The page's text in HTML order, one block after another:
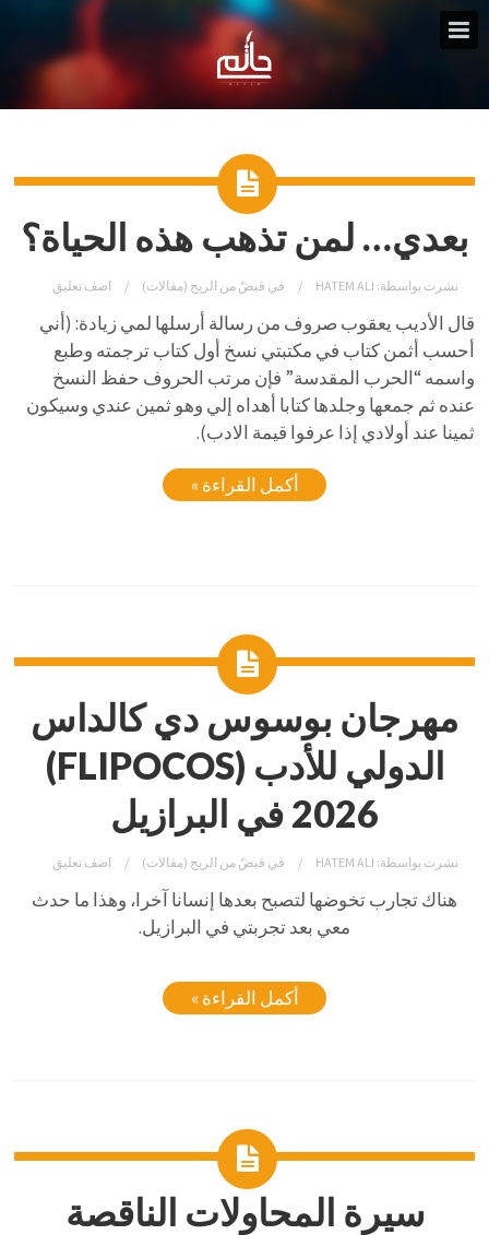
بعدي… لمن تذهب هذه الحياة؟
نشرت بواسطة: HATEM ALI في قبضٌ من الريح (مقالات) اضف تعليق
قال الأديب يعقوب صروف من رسالة أرسلها لمي زيادة: (أني
أحسب أثمن كتاب في مكتبتي نسخ أول كتاب ترجمته وطبع
واسمه “الحرب المقدسة” فإن مرتب الحروف حفظ النسخ
عنده ثم جمعها وجلدها كتابا أهداه إلي وهو ثمين عندي وسيكون
ثمينا عند أولادي إذا عرفوا قيمة الادب).
أكمل القراءة »
مهرجان بوسوس دي كالداس
الدولي للأدب (FLIPOCOS)
2026 في البرازيل
نشرت بواسطة: HATEM ALI في قبضٌ من الريح (مقالات) اضف تعليق
هناك تجارب تخوضها لتصبح بعدها إنسانا آخرا، وهذا ما حدث
معي بعد تجربتي في البرازيل.
أكمل القراءة »
سيرة المحاولات الناقصة